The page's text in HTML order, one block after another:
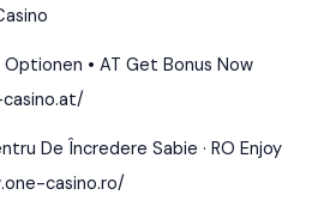
Optionen • AT Get Bonus Now
De Încredere Sabie · RO Enjoy
casino.ro/